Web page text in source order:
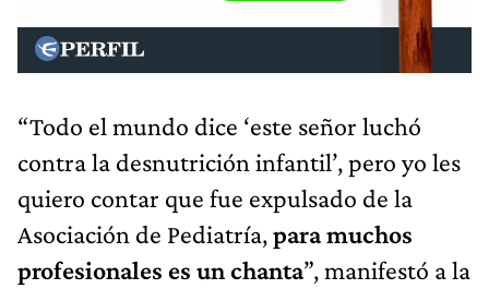
“Todo el mundo dice ‘este señor luchó
contra la desnutrición infantil’, pero yo les
quiero contar que fue expulsado de la
Asociación de Pediatría,para muchos
profesionales es un chanta”, manifestó a la